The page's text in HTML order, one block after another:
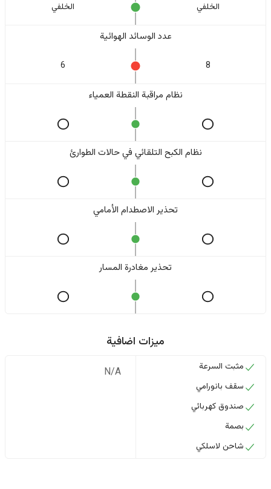
الخلفي الخلفي
عدد الوسائد الهوائية
8
6
نظام مراقبة النقطة العمياء
نظام الكبح التلقائي في حالات الطوارئ
تحذير الاصطدام الأمامي
تحذير مغادرة المسار
ميزات اضافية
مثبت السرعة
سقف بانورامي
صندوق كهربائي
بصمة
شاحن لاسلكي
N/A